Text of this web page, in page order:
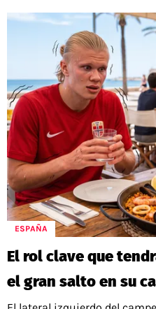
ESPAÑA
El rol clave que
el gran salto en su